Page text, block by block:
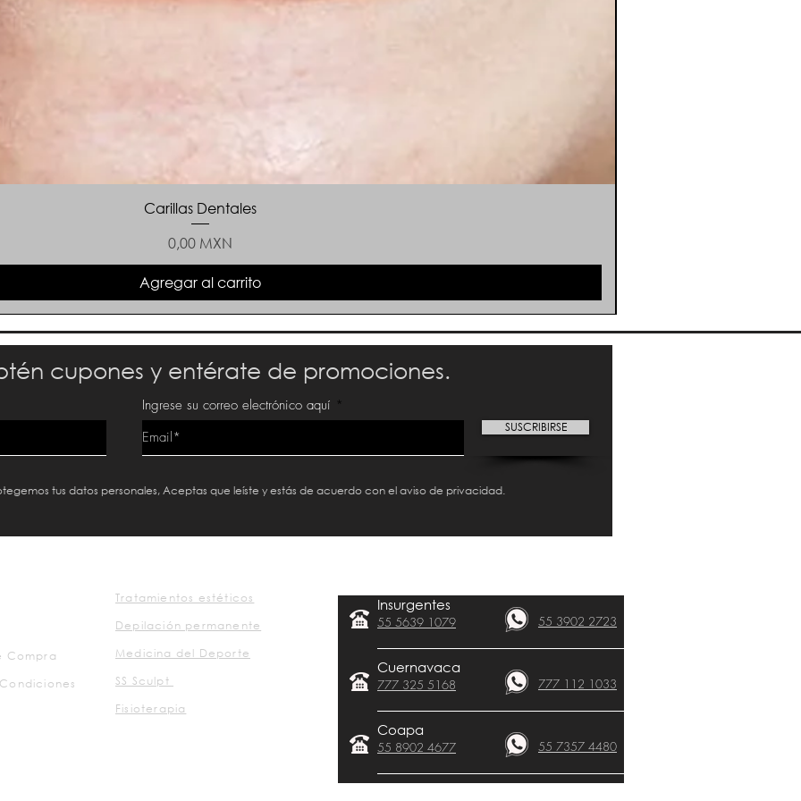
Carillas Dentales
Precio
0,00 MXN
Agregar al carrito
cupones y entérate de promociones.
Ingrese su correo electrónico aquí
SUSCRIBIRSE
tus datos personales, Aceptas que leíste y estás de acuerdo con el aviso de privacidad.
Compra
Tratamientos estéticos
Depilación permanente
Medicina del Deporte
SS Sculpt
Fisioterapia
CLÍNICAS​
Insurgentes
55 5639 1079 55 3902 2723
Cuernavaca
777 325 5168 777 112 1033
Coapa
55 8902 4677 55 7357 4480